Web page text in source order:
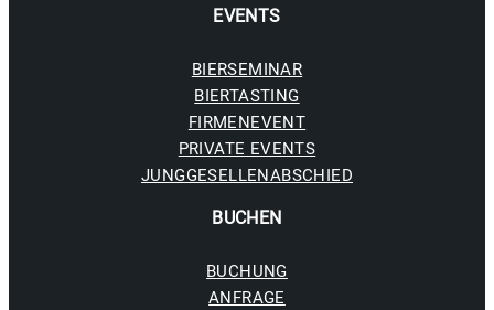
EVENTS
BIERSEMINAR
BIERTASTING
FIRMENEVENT
PRIVATE EVENTS
JUNGGESELLENABSCHIED
BUCHEN
BUCHUNG
ANFRAGE